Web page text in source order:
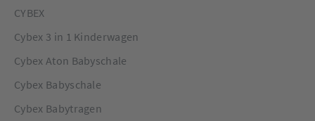
CYBEX
Cybex 3 in 1 Kinderwagen
Cybex Aton Babyschale
Cybex Babyschale
Cybex Babytragen